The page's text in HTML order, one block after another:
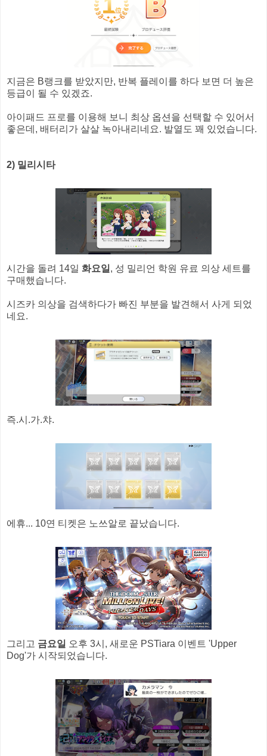
지금은 B랭크를 받았지만, 반복 플레이를 하다 보면 더 높은
등급이 될 수 있겠죠.
아이패드 프로를 이용해 보니 최상 옵션을 선택할 수 있어서
좋은데, 배터리가 살살 녹아내리네요. 발열도 꽤 있었습니다.
2) 밀리시타
시간을 돌려 14일 화요일 , 성 밀리언 학원 유료 의상 세트를
구매했습니다.
시즈카 의상을 검색하다가 빠진 부분을 발견해서 사게 되었
네요.
즉.시.가.챠.
에휴... 10연 티켓은 노쓰알로 끝났습니다.
그리고 금요일 오후 3시, 새로운 PSTiara 이벤트 'Upper
Dog'가 시작되었습니다.